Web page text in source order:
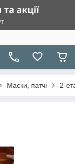
Маски, патчі 2-